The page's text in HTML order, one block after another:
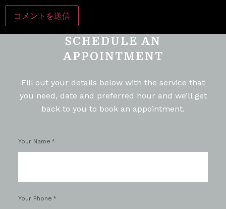
SCHEDULE AN
APPOINTMENT
Fill out your details below with the service that
you need, date and preferred hour and we’ll get
back to you to book an appointment.
Your Name
Your Phone